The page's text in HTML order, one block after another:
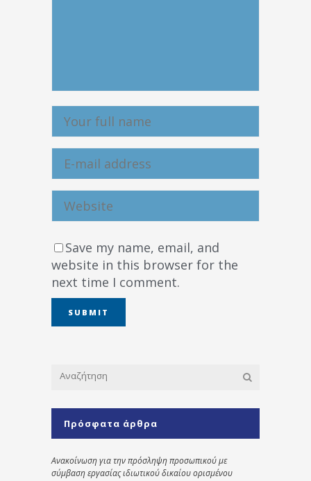
Save my name, email, and
website in this browser for the
next time I comment.
Πρόσφατα άρθρα
Ανακοίνωση για την πρόσληψη προσωπικού με
σύμβαση εργασίας ιδιωτικού δικαίου ορισμένου